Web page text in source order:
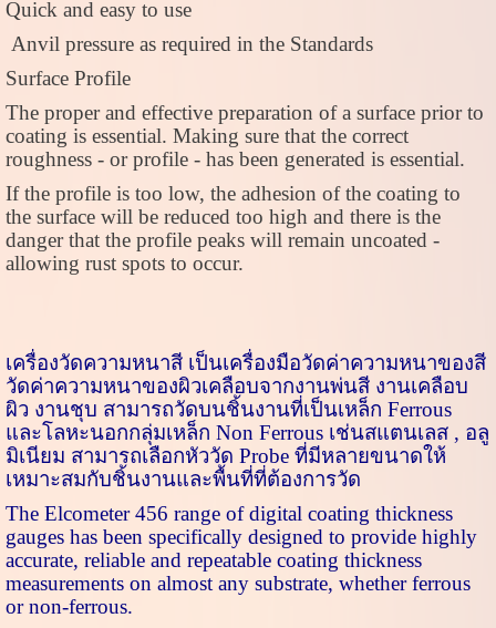
Quick and easy to use
Anvil pressure as required in the Standards
Surface Profile
The proper and effective preparation of a surface prior to
coating is essential. Making sure that the correct
roughness - or profile - has been generated is essential.
If the profile is too low, the adhesion of the coating to
the surface will be reduced too high and there is the
danger that the profile peaks will remain uncoated -
allowing rust spots to occur.
เครื่องวัดความหนาสี เป็นเครื่องมือวัดค่าความหนาของสี
วัดค่าความหนาของผิวเคลือบจากงานพ่นสี งานเคลือบ
ผิว งานชุบ สามารถวัดบนชิ้นงานที่เป็นเหล็ก Ferrous
และโลหะนอกกลุ่มเหล็ก Non Ferrous เช่นสแตนเลส , อลู
มิเนียม สามารถเลือกหัววัด Probe ที่มีหลายขนาดให้
เหมาะสมกับชิ้นงานและพื้นที่ที่ต้องการวัด
The Elcometer 456 range of digital coating thickness
gauges has been specifically designed to provide highly
accurate, reliable and repeatable coating thickness
measurements on almost any substrate, whether ferrous
or non-ferrous.